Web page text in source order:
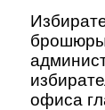
офиса